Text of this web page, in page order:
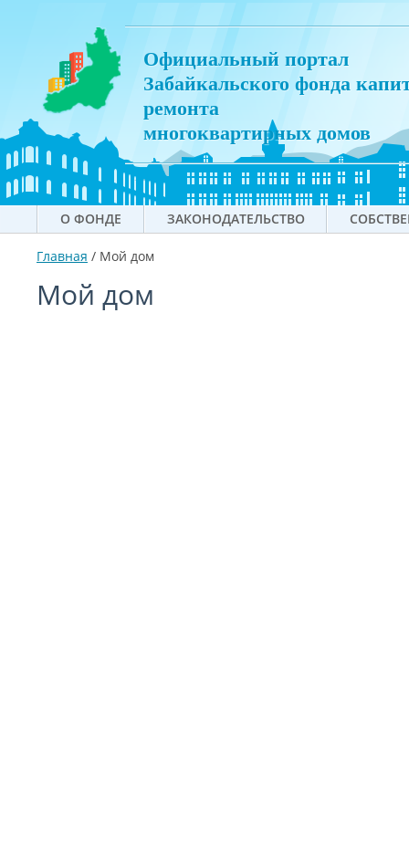
Официальный портал
Забайкальского фонда
ремонта
многоквартирных домов
О ФОНДЕ ЗАКОНОДАТЕЛЬСТВО
Главная / Мой дом
Мой дом